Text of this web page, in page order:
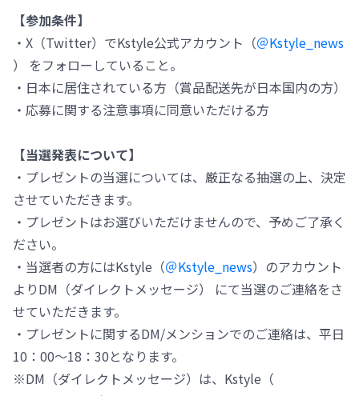
【参加条件】
・X（Twitter）でKstyle公式アカウント（＠Kstyle_news
） をフォローしていること。
・日本に居住されている方（賞品配送先が日本国内の方）
・応募に関する注意事項に同意いただける方
【当選発表について】
・プレゼントの当選については、厳正なる抽選の上、決定
させていただきます。
・プレゼントはお選びいただけませんので、予めご了承く
ださい。
・当選者の方にはKstyle（＠Kstyle_news）のアカウント
よりDM（ダイレクトメッセージ） にて当選のご連絡をさ
せていただきます。
・プレゼントに関するDM/メンションでのご連絡は、平日
10：00～18：30となります。
※DM（ダイレクトメッセージ）は、Kstyle（